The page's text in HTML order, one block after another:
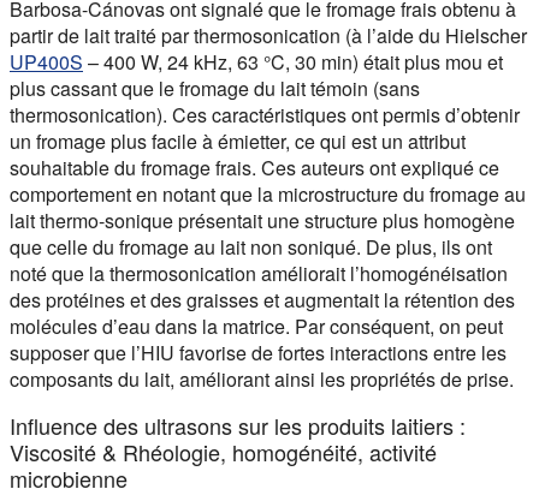
Barbosa-Cánovas ont signalé que le fromage frais obtenu à
partir de lait traité par thermosonication (à l’aide du Hielscher
UP400S – 400 W, 24 kHz, 63 °C, 30 min) était plus mou et
plus cassant que le fromage du lait témoin (sans
thermosonication). Ces caractéristiques ont permis d’obtenir
un fromage plus facile à émietter, ce qui est un attribut
souhaitable du fromage frais. Ces auteurs ont expliqué ce
comportement en notant que la microstructure du fromage au
lait thermo-sonique présentait une structure plus homogène
que celle du fromage au lait non soniqué. De plus, ils ont
noté que la thermosonication améliorait l’homogénéisation
des protéines et des graisses et augmentait la rétention des
molécules d’eau dans la matrice. Par conséquent, on peut
supposer que l’HIU favorise de fortes interactions entre les
composants du lait, améliorant ainsi les propriétés de prise.
Influence des ultrasons sur les produits laitiers :
Viscosité & Rhéologie, homogénéité, activité
microbienne